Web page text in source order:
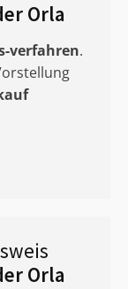
Orla
verfahren.
Orla